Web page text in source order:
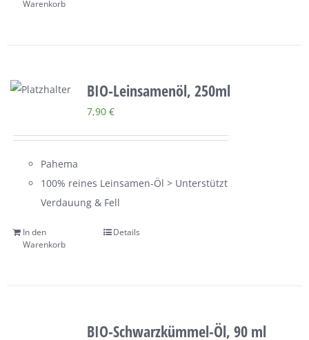
Warenkorb
BIO-Leinsamenöl, 250ml
7,90 €
Pahema
100% reines Leinsamen-Öl > Unterstützt
Verdauung & Fell
In den
Warenkorb
Details
BIO-Schwarzkümmel-Öl, 90 ml